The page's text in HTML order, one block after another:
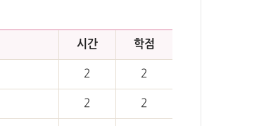
시간 학점
2 2
2 2